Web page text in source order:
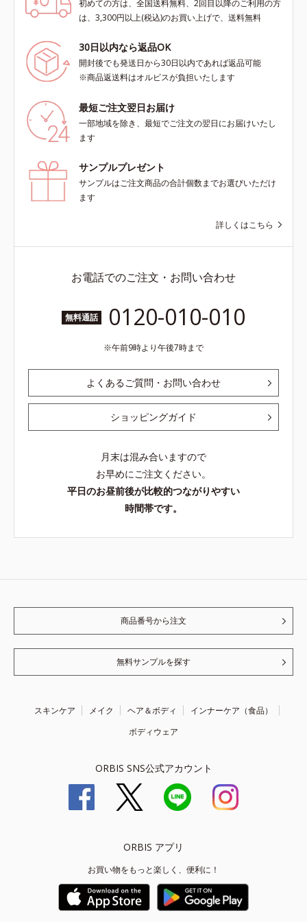
初めての方は、全国送料無料、2回目以降のご利用の方
は、3,300円以上(税込)のお買い上げで、送料無料
30日以内なら返品OK
開封後でも発送日から30日以内であれば返品可能
※商品返送料はオルビスが負担いたします
最短ご注文翌日お届け
一部地域を除き、最短でご注文の翌日にお届けいたし
ます
サンプルプレゼント
サンプルはご注文商品の合計個数までお選びいただけ
ます
詳しくはこちら
お電話でのご注文・お問い合わせ
無料通話 0120-010-010
午前9時より午後7時まで
よくあるご質問・お問い合わせ
ショッピングガイド
月末は混み合いますので
お早めにご注文ください。
平日のお昼前後が比較的つながりやすい
時間帯です。
商品番号から注文
無料サンプルを探す
スキンケア メイク ヘア＆ボディ
インナーケア（食品）
ボディウェア
ORBIS SNS公式アカウント
ORBIS アプリ
お買い物をもっと楽しく、便利に！